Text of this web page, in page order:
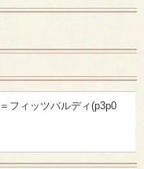
フィッツバルディ(p3p0